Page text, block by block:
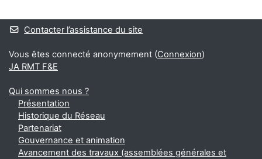
Blocs
Contacter l’assistance du site
Vous êtes connecté anonymement (Connexion)
JA RMT F&E
Qui sommes nous ?
Présentation
Historique du Réseau
Partenariat
Gouvernance et animation
Avancement des travaux (assemblées générales et